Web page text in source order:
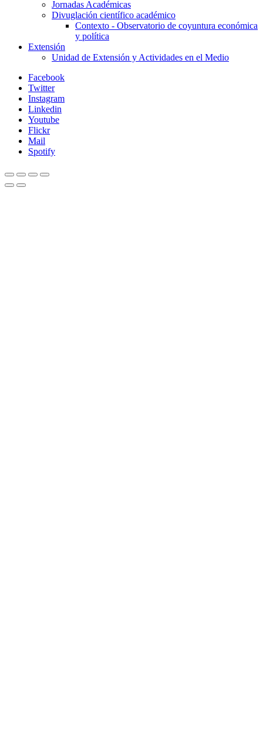
Jornadas Académicas
Divuglación científico académico
Contexto - Observatorio de coyuntura económica
y política
Extensión
Unidad de Extensión y Actividades en el Medio
Facebook
Twitter
Instagram
Linkedin
Youtube
Flickr
Mail
Spotify